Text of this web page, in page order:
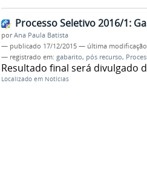
Processo Seletivo 2016/1:
porAna Paula Batista
— publicado 17/12/2015 — última modificação
— registrado em: gabarito, pós recurso,
Resultado final será divulgado
Localizado em Notícias